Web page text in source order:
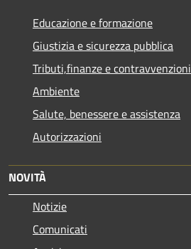
Educazione e formazione
Giustizia e sicurezza pubblica
Tributi,finanze e contravvenzioni
Ambiente
Salute, benessere e assistenza
Autorizzazioni
NOVITÀ
Notizie
Comunicati